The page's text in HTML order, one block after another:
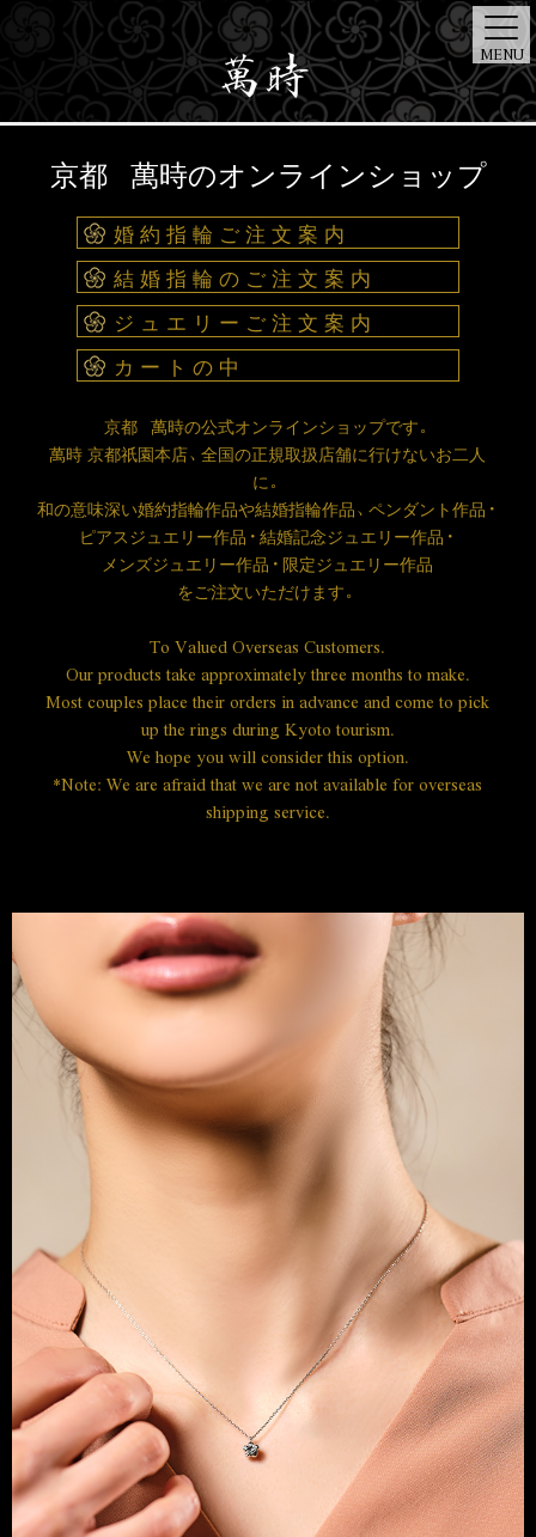
MENU
TOPBRIDAL
ONE
DIAMOND DESIGNER
JEWELRY STORE NEWS
京都 萬時のオンラインショップ
婚約指輪ご注文案内
結婚指輪のご注文案内
ジュエリーご注文案内
カートの中
京都 萬時の公式オンラインショップです。
萬時 京都祇園本店、全国の正規取扱店舗に行けないお二人
に。
和の意味深い婚約指輪作品や結婚指輪作品、ペンダント作品・
ピアスジュエリー作品・結婚記念ジュエリー作品・
メンズジュエリー作品・限定ジュエリー作品
をご注文いただけます。
To Valued Overseas Customers.
Our products take approximately three months to make.
Most couples place their orders in advance and come to pick
up the rings during Kyoto tourism.
We hope you will consider this option.
*Note: We are afraid that we are not available for overseas
shipping service.